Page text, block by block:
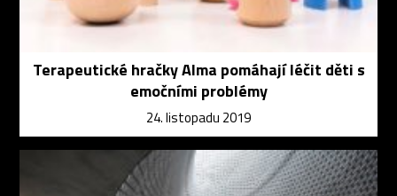
Terapeutické hračky Alma pomáhají léčit děti s
emočními problémy
24. listopadu 2019